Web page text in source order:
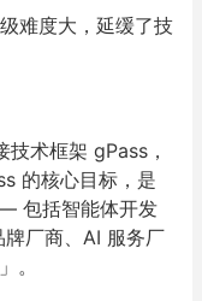
难度大，延缓了技
术框架 gPass，
的核心目标，是
包括智能体开发
厂商、AI 服务厂
。